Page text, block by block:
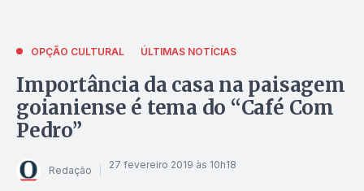
OPÇÃO CULTURAL ÚLTIMAS NOTÍCIAS
Importância da casa na paisagem
goianiense é tema do “Café Com
Pedro”
Redação 27 fevereiro 2019 às 10h18